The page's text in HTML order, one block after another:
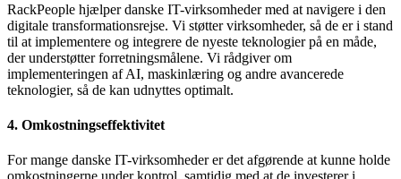
RackPeople hjælper danske IT-virksomheder med at navigere i den
digitale transformationsrejse. Vi støtter virksomheder, så de er i stand
til at implementere og integrere de nyeste teknologier på en måde,
der understøtter forretningsmålene. Vi rådgiver om
implementeringen af AI, maskinlæring og andre avancerede
teknologier, så de kan udnyttes optimalt.
4. Omkostningseffektivitet
For mange danske IT-virksomheder er det afgørende at kunne holde